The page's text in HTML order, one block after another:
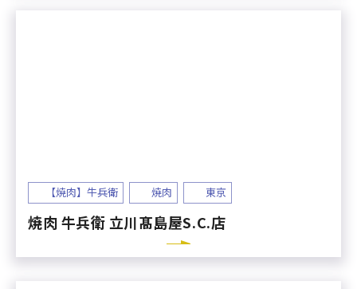
【焼肉】牛兵衛 焼肉 東京
焼肉 牛兵衛 立川髙島屋S.C.店